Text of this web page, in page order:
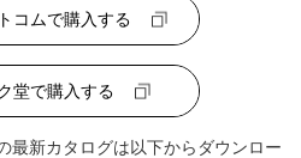
コムで購入する
堂で購入する
最新カタログは以下からダウンロー